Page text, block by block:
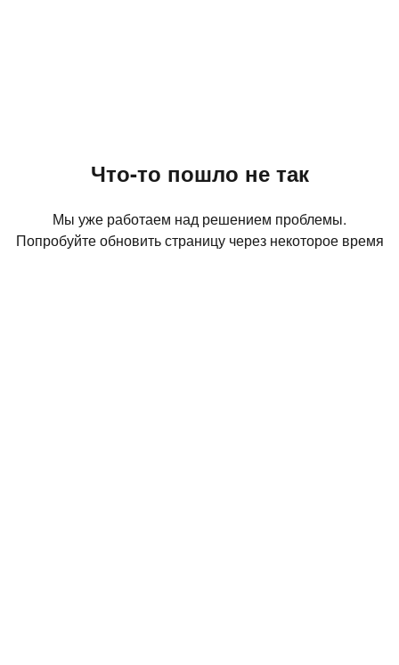
Что-то пошло не так
Мы уже работаем над решением проблемы.
Попробуйте обновить страницу через некоторое время